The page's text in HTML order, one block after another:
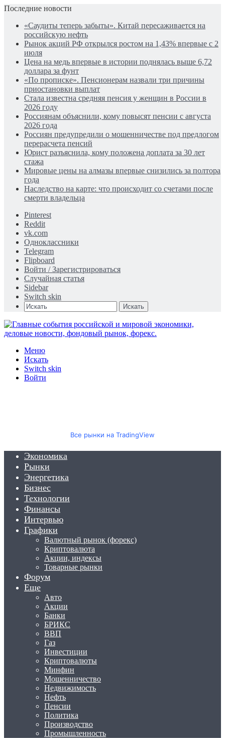
Последние новости
«Саудиты теперь забыты». Китай пересаживается на
российскую нефть
Рынок акций РФ открылся ростом на 1,43% впервые с 2
июля
Цена на медь впервые в истории поднялась выше 6,72
доллара за фунт
«По прописке». Пенсионерам назвали три причины
приостановки выплат
Стала известна средняя пенсия у женщин в России в
2026 году
Россиянам объяснили, кому повысят пенсии с августа
2026 года
Россиян предупредили о мошенничестве под предлогом
перерасчета пенсий
Юрист разъяснила, кому положена доплата за 30 лет
стажа
Мировые цены на алмазы впервые снизились за полтора
года
Наследство на карте: что происходит со счетами после
смерти владельца
Pinterest
Reddit
vk.com
Одноклассники
Telegram
Flipboard
Войти / Зарегистрироваться
Случайная статья
Sidebar
Switch skin
Искать
Меню
Искать
Switch skin
Войти
Все рынки на TradingView
Экономика
Рынки
Энергетика
Бизнес
Технологии
Финансы
Интервью
Графики
Валютный рынок (форекс)
Криптовалюта
Акции, индексы
Товарные рынки
Форум
Еще
Авто
Акции
Банки
БРИКС
ВВП
Газ
Инвестиции
Криптовалюты
Минфин
Мошенничество
Недвижимость
Нефть
Пенсии
Политика
Производство
Промышленность